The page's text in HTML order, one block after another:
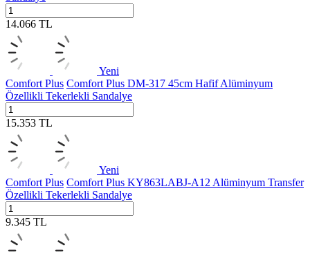
14.066 TL
Yeni
Comfort Plus Comfort Plus DM-317 45cm Hafif Alüminyum
Özellikli Tekerlekli Sandalye
15.353 TL
Yeni
Comfort Plus Comfort Plus KY863LABJ-A12 Alüminyum Transfer
Özellikli Tekerlekli Sandalye
9.345 TL